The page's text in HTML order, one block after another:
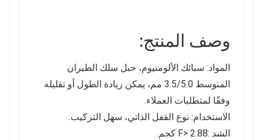
وصف المنتج:
المواد: سبائك الألومنيوم، حبل سلك الطيران
المتوسط ​​3.5/5.0 مم، يمكن زيادة الطول أو تقليله
وفقًا لمتطلبات العملاء.
الاستخدام: نوع القفل الذاتي، سهل التركيب.
الشد :F> 2.88 كجم.